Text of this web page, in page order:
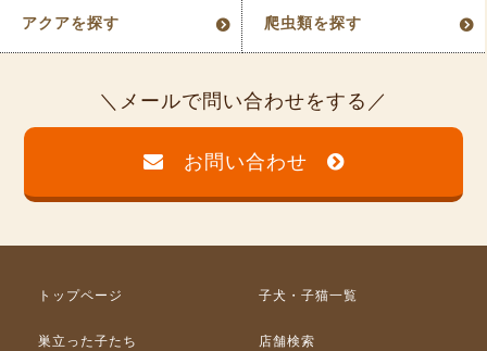
アクアを探す 爬虫類を探す
メールで問い合わせをする
お問い合わせ
トップページ 子犬・子猫一覧
巣立った子たち 店舗検索